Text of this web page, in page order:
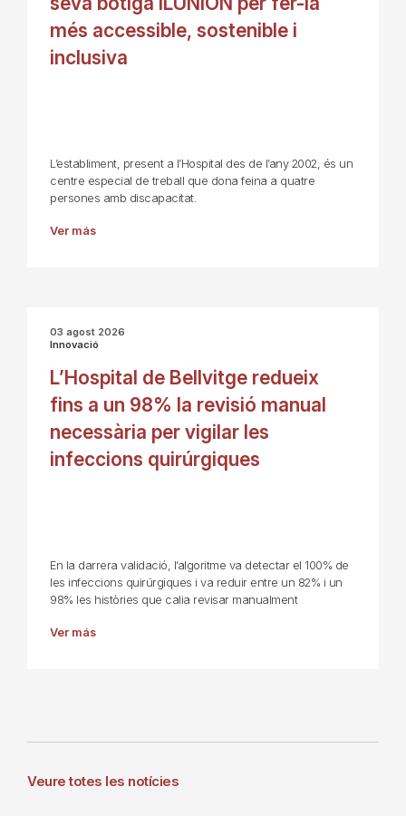
més accessible, sostenible i
inclusiva
L’establiment, present a l’Hospital des de l’any 2002, és un
centre especial de treball que dona feina a quatre
persones amb discapacitat.
Ver más
03 agost 2026
Innovació
L’Hospital de Bellvitge redueix
fins a un 98% la revisió manual
necessària per vigilar les
infeccions quirúrgiques
En la darrera validació, l’algoritme va detectar el 100% de
les infeccions quirúrgiques i va reduir entre un 82% i un
98% les històries que calia revisar manualment
Ver más
Veure totes les notícies